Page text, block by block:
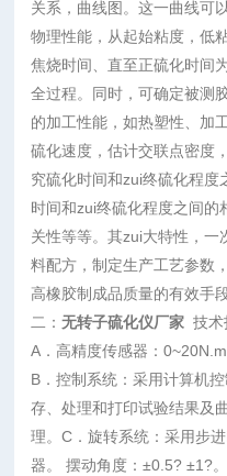
关系，曲线图。这一曲线可
物理性能，从起始粘度，低
焦烧时间、直至正硫化时间
全过程。同时，可确定被测
的加工性能，如热塑性、加
硫化速度，估计交联点密度
究硫化时间和zui终硫化程度
时间和zui终硫化程度之间的
关性等等。其zui大特性，一
料配方，制定生产工艺参数
高橡胶制成品质量的有效手
二：无转子硫化仪厂家 技术
A．高精度传感器：
B．控制系统：采用计算机
存、处理和打印试验结果及
理。C．旋转系统：采用步
器。 摆动角度：±0.5? ±1?。